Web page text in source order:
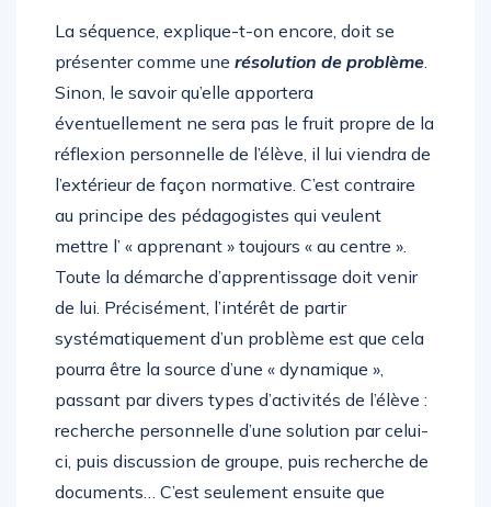
La séquence, explique-t-on encore, doit se
présenter comme une résolution de problème
Sinon, le savoir qu’elle apportera
éventuellement ne sera pas le fruit propre de la
réflexion personnelle de l’élève, il lui viendra de
l’extérieur de façon normative. C’est contraire
au principe des pédagogistes qui veulent
mettre l’ « apprenant » toujours « au centre ».
Toute la démarche d’apprentissage doit venir
de lui. Précisément, l’intérêt de partir
systématiquement d’un problème est que cela
pourra être la source d’une « dynamique »,
passant par divers types d’activités de l’élève :
recherche personnelle d’une solution par celui-
ci, puis discussion de groupe, puis recherche de
documents… C’est seulement ensuite que